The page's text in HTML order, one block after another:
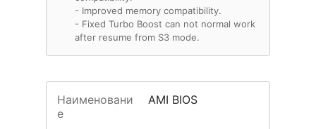
- Improved memory compatibility.
- Fixed Turbo Boost can not normal work
after resume from S3 mode.
Наименовани
е
AMI BIOS